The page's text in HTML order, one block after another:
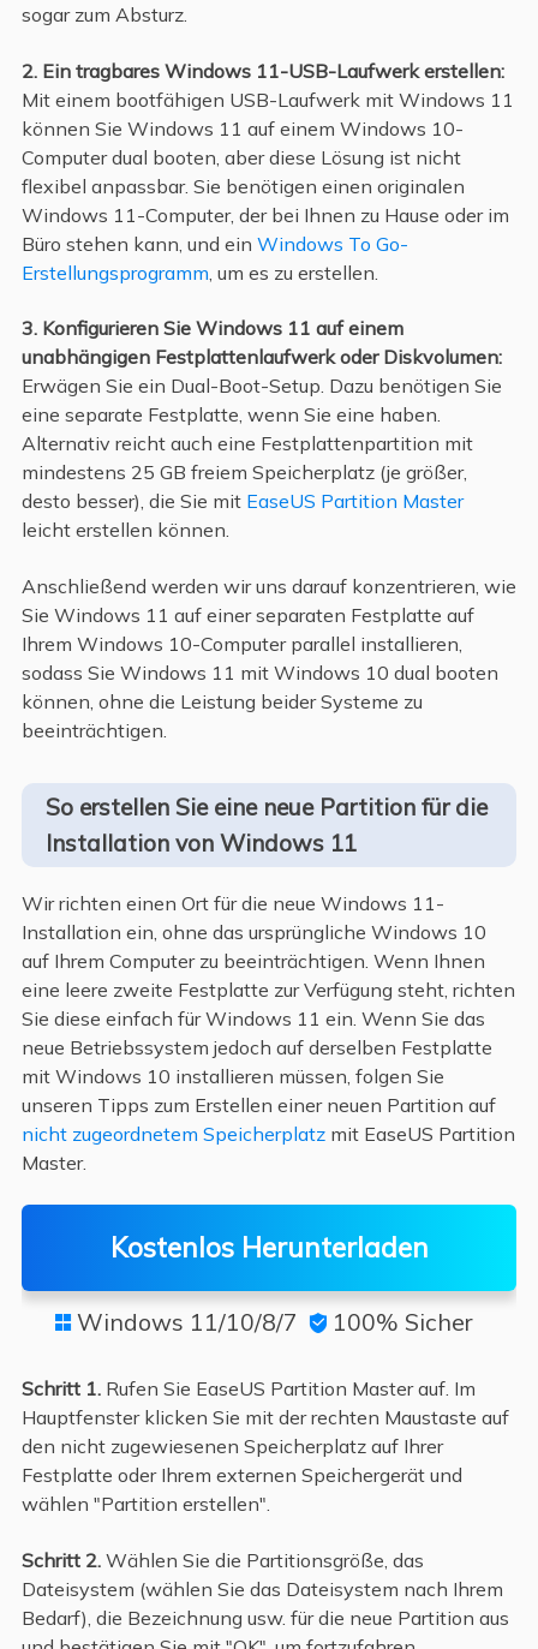
sogar zum Absturz.
2. Ein tragbares Windows 11-USB-Laufwerk erstellen:
Mit einem bootfähigen USB-Laufwerk mit Windows 11
können Sie Windows 11 auf einem Windows 10-
Computer dual booten, aber diese Lösung ist nicht
flexibel anpassbar. Sie benötigen einen originalen
Windows 11-Computer, der bei Ihnen zu Hause oder im
Büro stehen kann, und ein Windows To Go-
Erstellungsprogramm , um es zu erstellen.
3. Konfigurieren Sie Windows 11 auf einem
unabhängigen Festplattenlaufwerk oder Diskvolumen:
Erwägen Sie ein Dual-Boot-Setup. Dazu benötigen Sie
eine separate Festplatte, wenn Sie eine haben.
Alternativ reicht auch eine Festplattenpartition mit
mindestens 25 GB freiem Speicherplatz (je größer,
desto besser), die Sie mit EaseUS Partition Master
leicht erstellen können.
Anschließend werden wir uns darauf konzentrieren, wie
Sie Windows 11 auf einer separaten Festplatte auf
Ihrem Windows 10-Computer parallel installieren,
sodass Sie Windows 11 mit Windows 10 dual booten
können, ohne die Leistung beider Systeme zu
beeinträchtigen.
So erstellen Sie eine neue Partition für die
Installation von Windows 11
Wir richten einen Ort für die neue Windows 11-
Installation ein, ohne das ursprüngliche Windows 10
auf Ihrem Computer zu beeinträchtigen. Wenn Ihnen
eine leere zweite Festplatte zur Verfügung steht, richten
Sie diese einfach für Windows 11 ein. Wenn Sie das
neue Betriebssystem jedoch auf derselben Festplatte
mit Windows 10 installieren müssen, folgen Sie
unseren Tipps zum Erstellen einer neuen Partition auf
nicht zugeordnetem Speicherplatzmit EaseUS Partition
Master.
Kostenlos Herunterladen
 Windows 11/10/8/7  100% Sicher
Schritt 1. Rufen Sie EaseUS Partition Master auf. Im
Hauptfenster klicken Sie mit der rechten Maustaste auf
den nicht zugewiesenen Speicherplatz auf Ihrer
Festplatte oder Ihrem externen Speichergerät und
wählen "Partition erstellen".
Schritt 2. Wählen Sie die Partitionsgröße, das
Dateisystem (wählen Sie das Dateisystem nach Ihrem
Bedarf), die Bezeichnung usw. für die neue Partition aus